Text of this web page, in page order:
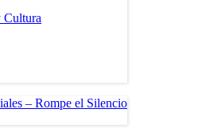
Cultura
– Rompe el Silencio